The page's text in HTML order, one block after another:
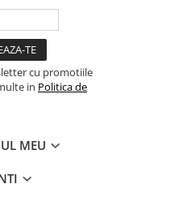
cu promotiile
in Politica de
MEU